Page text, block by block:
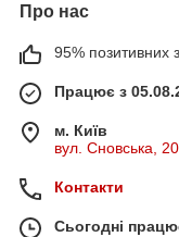
Про нас
95% позитивних
Працює з
м. Київ
вул. Сновська,
Контакти
Сьогодні